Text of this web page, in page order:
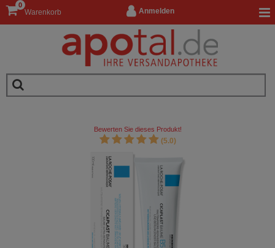
Anmelden
Warenkorb
0
Bewerten Sie dieses Produkt!
(5.0)